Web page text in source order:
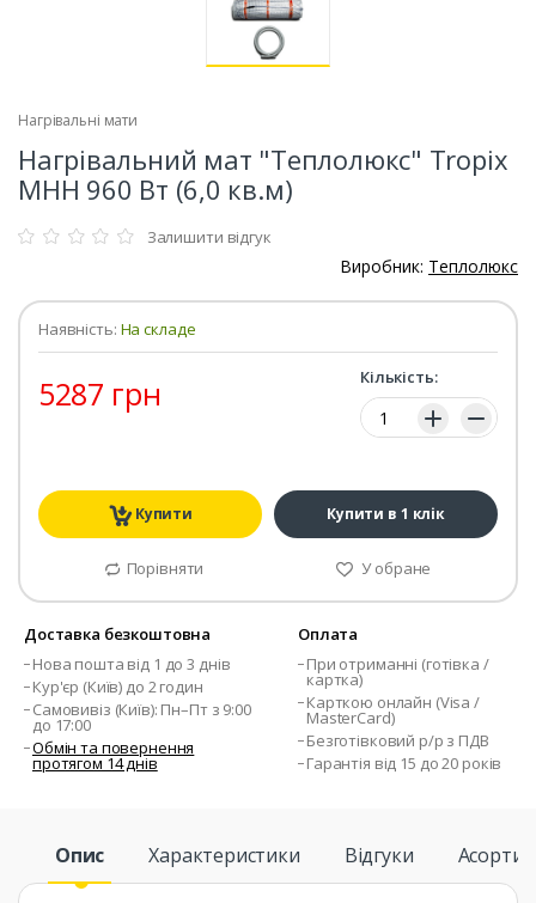
Нагрівальні мати
Нагрівальний мат "Теплолюкс" Tropix
МНН 960 Вт (6,0 кв.м)
Залишити відгук
Виробник: Теплолюкс
Наявність: На складе
5287 грн Кількість:
Кількість:
Купити Купити в 1 клік
Порівняти У обране
Доставка безкоштовна
Нова пошта від 1 до 3 днів
Кур'єр (Київ) до 2 годин
Самовивіз (Київ): Пн–Пт з 9:00
до 17:00
Обмін та повернення
протягом 14 днів
Оплата
При отриманні (готівка /
картка)
Карткою онлайн (Visa /
MasterCard)
Безготівковий р/р з ПДВ
Гарантія від 15 до 20 років
Опис Характеристики Відгуки